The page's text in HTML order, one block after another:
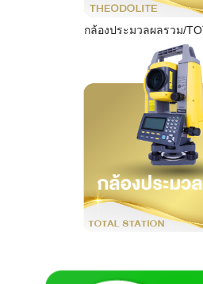
กล้องประมวลผลรวม/